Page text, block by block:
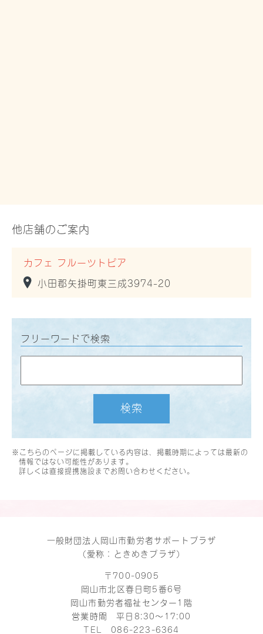
他店舗のご案内
カフェ フルーツトピア
小田郡矢掛町東三成3974-20
フリーワードで検索
検索
※こちらのページに掲載している内容は、掲載時期によっては最新の
情報ではない可能性があります。
詳しくは直接提携施設までお問い合わせください。
一般財団法人岡山市勤労者サポートプラザ
（愛称：ときめきプラザ）
〒700-0905
岡山市北区春日町5番6号
岡山市勤労者福祉センター1階
営業時間 平日8:30～17:00
TEL086-223-6364